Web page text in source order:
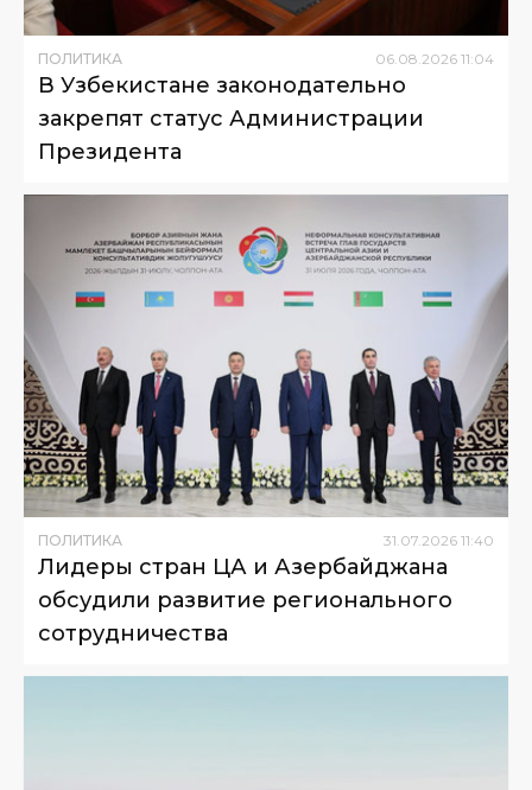
ПОЛИТИКА 06 08 2026 11:04
В Узбекистане законодательно
закрепят статус Администрации
Президента
ПОЛИТИКА 31 07 2026 11:40
Лидеры стран ЦА и Азербайджана
обсудили развитие регионального
сотрудничества